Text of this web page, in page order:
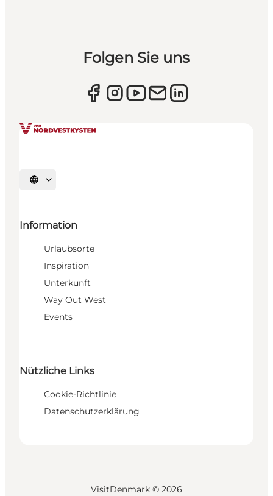
Folgen Sie uns
Sprache auswählen
Information
Urlaubsorte
Inspiration
Unterkunft
Way Out West
Events
Nützliche Links
Cookie-Richtlinie
Datenschutzerklärung
VisitDenmark © 2026